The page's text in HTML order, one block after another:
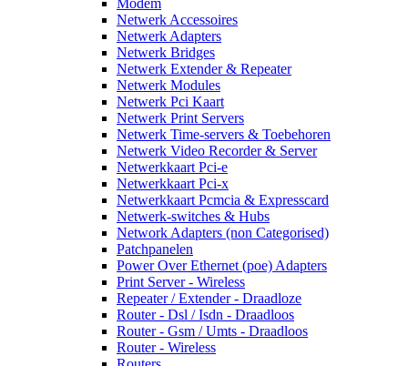
Netwerk Accessoires
Netwerk Adapters
Netwerk Bridges
Netwerk Extender & Repeater
Netwerk Modules
Netwerk Pci Kaart
Netwerk Print Servers
Netwerk Time-servers & Toebehoren
Netwerk Video Recorder & Server
Netwerkkaart Pci-e
Netwerkkaart Pci-x
Netwerkkaart Pcmcia & Expresscard
Netwerk-switches & Hubs
Network Adapters (non Categorised)
Patchpanelen
Power Over Ethernet (poe) Adapters
Print Server - Wireless
Repeater / Extender - Draadloze
Router - Dsl / Isdn - Draadloos
Router - Gsm / Umts - Draadloos
Router - Wireless